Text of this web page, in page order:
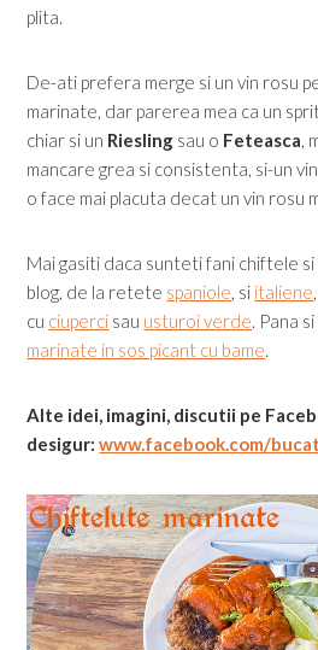
plita.
De-ati prefera merge si un vin rosu
marinate, dar parerea mea ca un
chiar si un Riesling sau o Feteasca ,
mancare grea si consistenta, si-un
o face mai placuta decat un vin rosu
Mai gasiti daca sunteti fani chiftele
blog, de la retete spaniole , si italiene
cu ciuperci sau usturoi verde . Pana
marinate in sos picant cu bame
Alte idei, imagini, discutii pe
desigur:www.facebook.com/